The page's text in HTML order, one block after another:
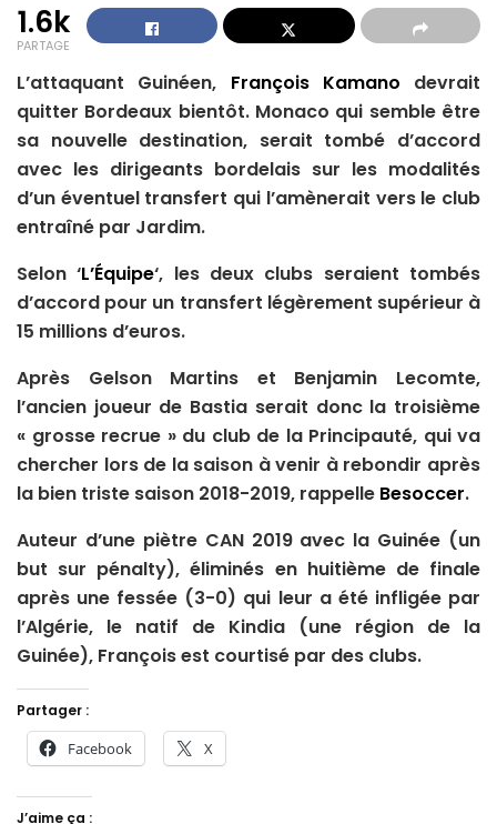
1.6k
PARTAGE
L’attaquant Guinéen, François Kamano devrait
quitter Bordeaux bientôt. Monaco qui semble être
sa nouvelle destination, serait tombé d’accord
avec les dirigeants bordelais sur les modalités
d’un éventuel transfert qui l’amènerait vers le club
entraîné par Jardim.
Selon ‘L’Équipe‘, les deux clubs seraient tombés
d’accord pour un transfert légèrement supérieur à
15 millions d’euros.
Après Gelson Martins et Benjamin Lecomte,
l’ancien joueur de Bastia serait donc la troisième
« grosse recrue » du club de la Principauté, qui va
chercher lors de la saison à venir à rebondir après
la bien triste saison 2018-2019, rappelle Besoccer.
Auteur d’une piètre CAN 2019 avec la Guinée (un
but sur pénalty), éliminés en huitième de finale
après une fessée (3-0) qui leur a été infligée par
l’Algérie, le natif de Kindia (une région de la
Guinée), François est courtisé par des clubs.
Partager :
Facebook X
J’aime ça :